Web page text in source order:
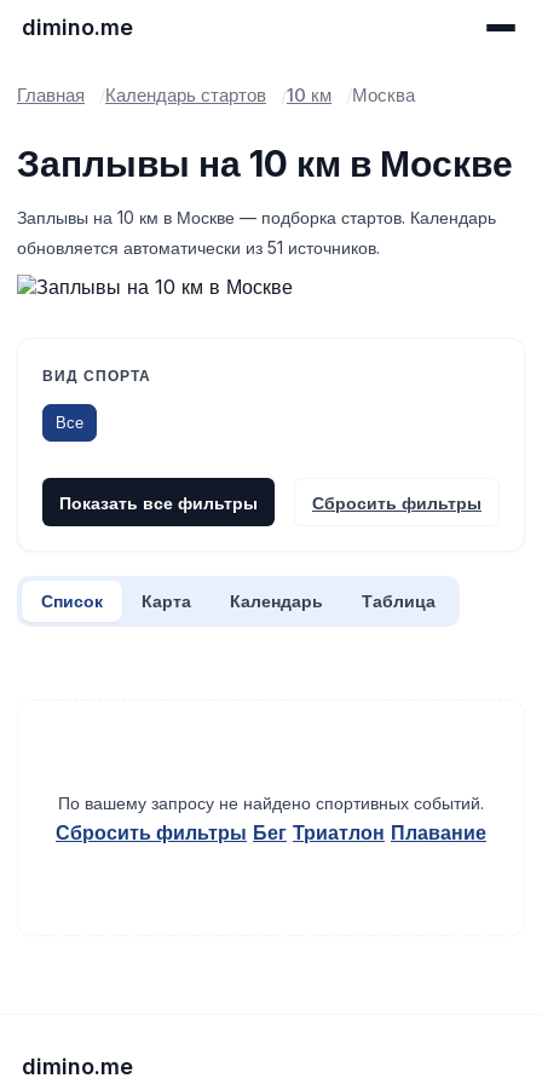
dimino.me
Главная Календарь стартов 10 км Москва
Заплывы на 10 км в Москве
Заплывы на 10 км в Москве — подборка стартов. Календарь
обновляется автоматически из 51 источников.
ВИД СПОРТА
Все
Показать все фильтры Сбросить фильтры
Список Карта Календарь Таблица
По вашему запросу не найдено спортивных событий.
Сбросить фильтры Бег Триатлон Плавание
dimino.me